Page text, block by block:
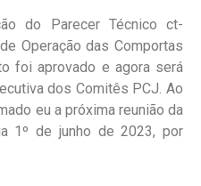
do Parecer Técnico ct-
Operação das Comportas
foi aprovado e agora será
dos Comitês PCJ. Ao
eu a próxima reunião da
1º de junho de 2023, por